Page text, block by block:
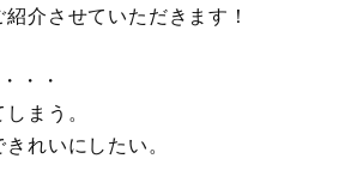
介させていただきます！
・・
まう。
れいにしたい。